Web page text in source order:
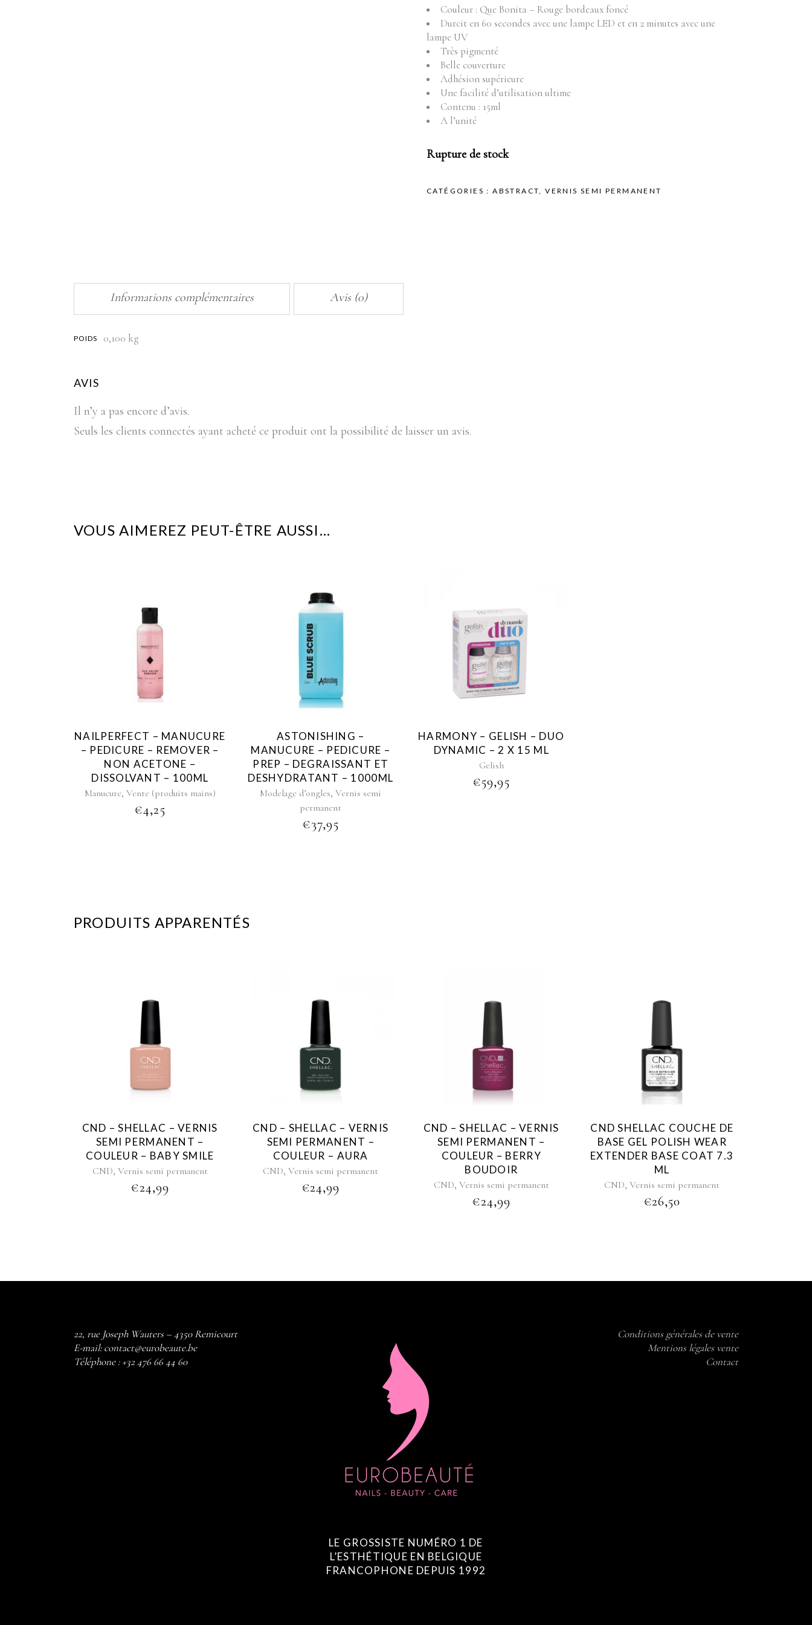
Produits vente visage
Mobilier
Produits vente
Appareils
Couleur : Que Bonita – Rouge bordeaux foncé
Durcit en 60 secondes avec une lampe LED et en 2 minutes avec une
lampe UV
Très pigmenté
Belle couverture
Adhésion supérieure
Une facilité d’utilisation ultime
Contenu : 15ml
A l’unité
Rupture de stock
CATÉGORIES :ABSTRACT,VERNIS SEMI PERMANENT
Informations complémentaires Avis (0)
POIDS 0,100 kg
AVIS
Il n’y a pas encore d’avis.
Seuls les clients connectés ayant acheté ce produit ont la possibilité de laisser un avis.
VOUS AIMEREZ PEUT-ÊTRE AUSSI…
NAILPERFECT – MANUCURE
– PEDICURE – REMOVER –
NON ACETONE –
DISSOLVANT – 100ML
Manucure, Vente (produits mains)
€4,25
ASTONISHING –
MANUCURE – PEDICURE –
PREP – DEGRAISSANT ET
DESHYDRATANT – 1000ML
Modelage d’ongles,Vernis semi
permanent
€37,95
HARMONY – GELISH – DUO
DYNAMIC – 2 X 15 ML
Gelish
€59,95
PRODUITS APPARENTÉS
CND – SHELLAC – VERNIS
SEMI PERMANENT –
COULEUR – BABY SMILE
CND, Vernis semi permanent
€24,99
CND – SHELLAC – VERNIS
SEMI PERMANENT –
COULEUR – AURA
CND,Vernis semi permanent
€24,99
CND – SHELLAC – VERNIS
SEMI PERMANENT –
COULEUR – BERRY
BOUDOIR
CND, Vernis semi permanent
€24,99
CND SHELLAC COUCHE DE
BASE GEL POLISH WEAR
EXTENDER BASE COAT 7.3
ML
CND,Vernis semi permanent
€26,50
22, rue Joseph Wauters – 4350 Remicourt
E-mail:contact@eurobeaute.be
Téléphone :+32 476 66 44 60
LE GROSSISTE NUMÉRO 1 DE
L’ESTHÉTIQUE EN BELGIQUE
FRANCOPHONE DEPUIS 1992
Conditions générales de vente
Mentions légales vente
Contact